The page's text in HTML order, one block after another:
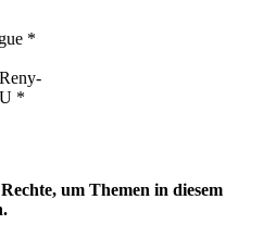
um Themen in diesem